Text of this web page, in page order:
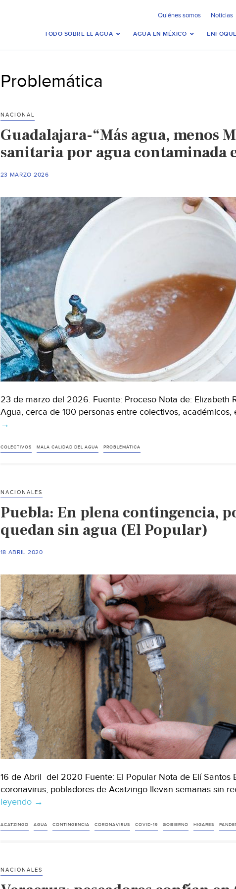
Quiénes somos Noticias
TODO SOBRE EL AGUA AGUA EN MÉXICO
Problemática
NACIONAL
Guadalajara-“Más agua, menos
sanitaria por agua contaminada
23 MARZO 2026
23 de marzo del 2026. Fuente: Proceso Nota de: Elizabeth
Agua, cerca de 100 personas entre colectivos,
→
COLECTIVOS MALA CALIDAD DEL AGUA PROBLEMÁTICA
NACIONALES
Puebla: En plena contingencia,
quedan sin agua (El Popular)
18 ABRIL 2020
16 de Abril del 2020 Fuente: El Popular Nota de Elí Santos
coronavirus, pobladores de Acatzingo llevan semanas sin
leyendo Puebla:
plena
Acatzingo
→
ACATZINGO AGUA CONTINGENCIA CORONAVIRUS COVID-19 GOBIERNO HIGARES
NACIONALES